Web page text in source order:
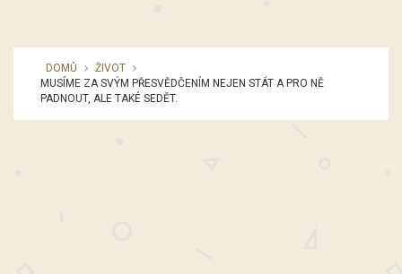
DOMŮ
ŽIVOT
MUSÍME ZA SVÝM PŘESVĚDČENÍM NEJEN STÁT A PRO NĚ
PADNOUT, ALE TAKÉ SEDĚT.